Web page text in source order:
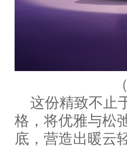
这份精致不止
格，将优雅与松
底，营造出暖云